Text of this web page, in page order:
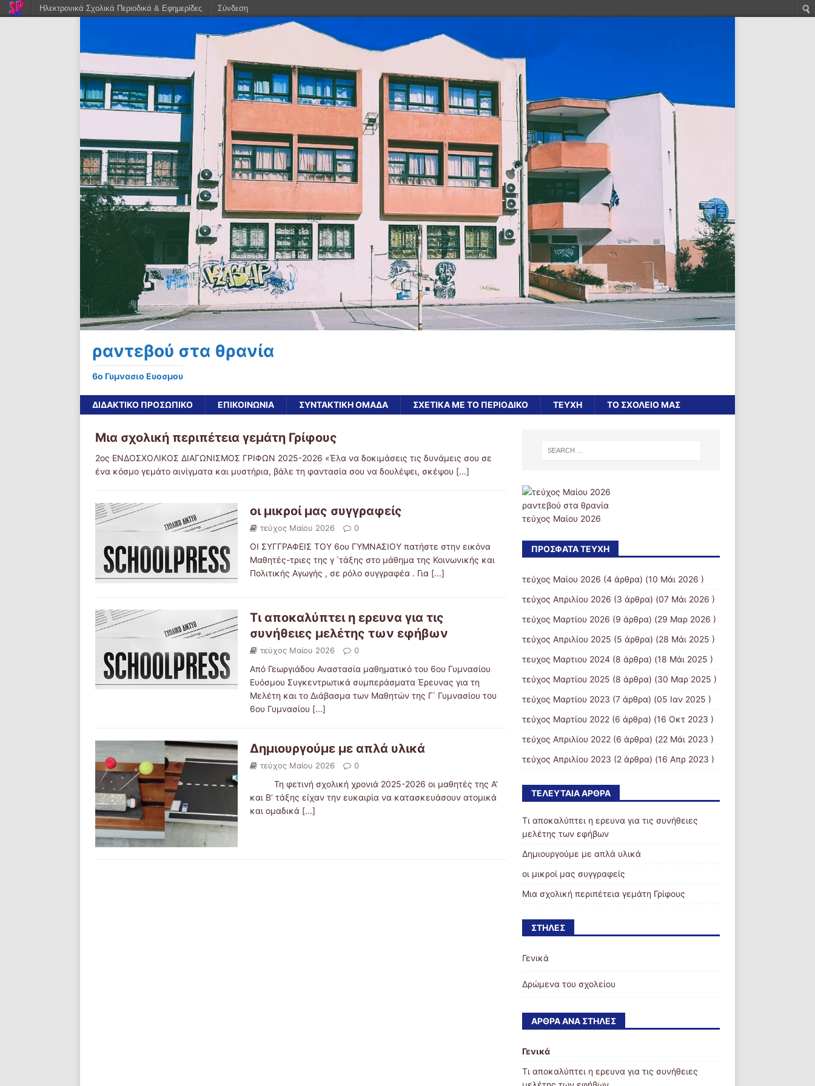
ραντεβού στα θρανία
6o Γυμνασιο Ευοσμου
ΔΙΔΑΚΤΙΚΟ ΠΡΟΣΩΠΙΚΟ ΕΠΙΚΟΙΝΩΝΙΑ ΣΥΝΤΑΚΤΙΚΗ ΟΜΑΔΑ ΣΧΕΤΙΚΑ ΜΕ ΤΟ ΠΕΡΙΟΔΙΚΟ ΤΕΥΧΗ ΤΟ ΣΧΟΛΕΙΟ ΜΑΣ
Μια σχολική περιπέτεια γεμάτη Γρίφους
2ος ΕΝΔΟΣΧΟΛΙΚΟΣ ΔΙΑΓΩΝΙΣΜΟΣ ΓΡΙΦΩΝ 2025-2026 «Έλα να δοκιμάσεις τις δυνάμεις σου σε
ένα κόσμο γεμάτο αινίγματα και μυστήρια, βάλε τη φαντασία σου να δουλέψει, σκέψου [...]
οι μικροί μας συγγραφείς
τεύχος Μαίου 2026 0
ΟΙ ΣΥΓΓΡΑΦΕΙΣ ΤΟΥ 6ου ΓΥΜΝΑΣΙΟΥ πατήστε στην εικόνα
Μαθητές-τριες της γ ΄τάξης στο μάθημα της Κοινωνικής και
Πολιτικής Αγωγής , σε ρόλο συγγραφέα . Για [...]
Τι αποκαλύπτει η ερευνα για τις
συνήθειες μελέτης των εφήβων
τεύχος Μαίου 2026 0
Από Γεωργιάδου Αναστασία μαθηματικό του 6ου Γυμνασίου
Ευόσμου Συγκεντρωτικά συμπεράσματα Έρευνας για τη
Μελέτη και το Διάβασμα των Μαθητών της Γ΄ Γυμνασίου του
6ου Γυμνασίου [...]
Δημιουργούμε με απλά υλικά
τεύχος Μαίου 2026 0
Τη φετινή σχολική χρονιά 2025-2026 οι μαθητές της Α’
και Β’ τάξης είχαν την ευκαιρία να κατασκευάσουν ατομικά
και ομαδικά [...]
ραντεβού στα θρανία
τεύχος Μαίου 2026
ΠΡΌΣΦΑΤΑ ΤΕΎΧΗ
τεύχος Μαίου 2026 (4 άρθρα) (10 Μάι 2026 )
τεύχος Απριλίου 2026 (3 άρθρα) (07 Μάι 2026 )
τεύχος Μαρτίου 2026 (9 άρθρα) (29 Μαρ 2026 )
τεύχος Απριλίου 2025 (5 άρθρα) (28 Μάι 2025 )
τευχος Μαρτιου 2024(8 άρθρα) (18 Μάι 2025 )
τεύχος Μαρτίου 2025 (8 άρθρα) (30 Μαρ 2025 )
τεύχος Μαρτίου 2023 (7 άρθρα) (05 Ιαν 2025 )
τεύχος Μαρτίου 2022(6 άρθρα) (16 Οκτ 2023 )
τεύχος Απριλίου 2022(6 άρθρα) (22 Μάι 2023 )
τεύχος Απριλίου 2023 (2 άρθρα) (16 Απρ 2023 )
ΤΕΛΕΥΤΑΊΑ ΆΡΘΡΑ
Τι αποκαλύπτει η ερευνα για τις συνήθειες
μελέτης των εφήβων
Δημιουργούμε με απλά υλικά
οι μικροί μας συγγραφείς
Μια σχολική περιπέτεια γεμάτη Γρίφους
ΣΤΉΛΕΣ
Γενικά
Δρώμενα του σχολείου
ΆΡΘΡΑ ΑΝΆ ΣΤΉΛΕΣ
Γενικά
Τι αποκαλύπτει η ερευνα για τις συνήθειες
Ηλεκτρονικά Σχολικά Περιοδικά & Εφημερίδες Σύνδεση